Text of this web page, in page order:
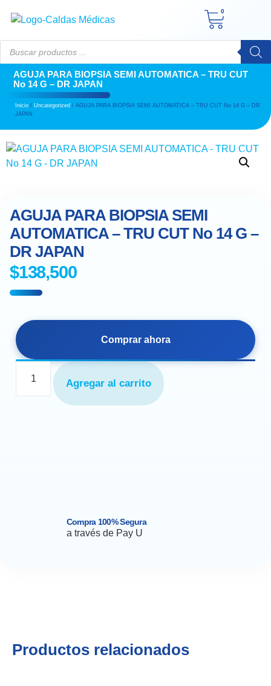
0
AGUJA PARA BIOPSIA SEMI AUTOMATICA – TRU CUT
No 14 G – DR JAPAN
Inicio / Uncategorized / AGUJA PARA BIOPSIA SEMI AUTOMATICA – TRU CUT No 14 G – DR
JAPAN
AGUJA PARA BIOPSIA SEMI
AUTOMATICA – TRU CUT No 14 G –
DR JAPAN
$138,500
Comprar ahora
Agregar al carrito
Compra 100% Segura
a través de Pay U
Productos relacionados